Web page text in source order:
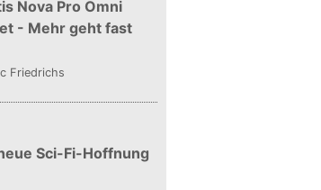
Nova Pro Omni
- Mehr geht fast
Friedrichs
Sci-Fi-Hoffnung